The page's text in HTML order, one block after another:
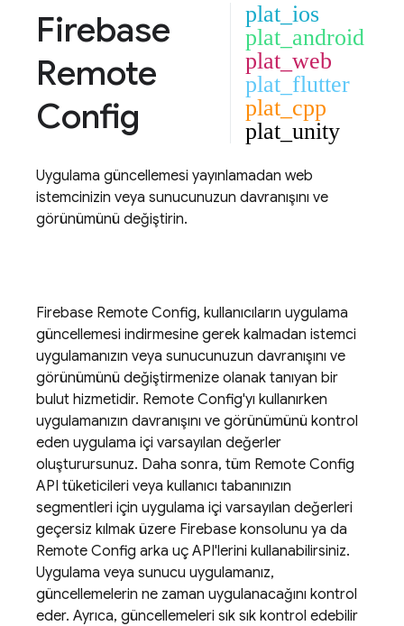
Firebase
Remote
Config
plat_ios
plat_android
plat_web
plat_flutter
plat_cpp
plat_unity
Uygulama güncellemesi yayınlamadan web
istemcinizin veya sunucunuzun davranışını ve
görünümünü değiştirin.
Firebase Remote Config, kullanıcıların uygulama
güncellemesi indirmesine gerek kalmadan istemci
uygulamanızın veya sunucunuzun davranışını ve
görünümünü değiştirmenize olanak tanıyan bir
bulut hizmetidir. Remote Config'yı kullanırken
uygulamanızın davranışını ve görünümünü kontrol
eden uygulama içi varsayılan değerler
oluşturursunuz. Daha sonra, tüm Remote Config
API tüketicileri veya kullanıcı tabanınızın
segmentleri için uygulama içi varsayılan değerleri
geçersiz kılmak üzere Firebase konsolunu ya da
Remote Config arka uç API'lerini kullanabilirsiniz.
Uygulama veya sunucu uygulamanız,
güncellemelerin ne zaman uygulanacağını kontrol
eder. Ayrıca, güncellemeleri sık sık kontrol edebilir